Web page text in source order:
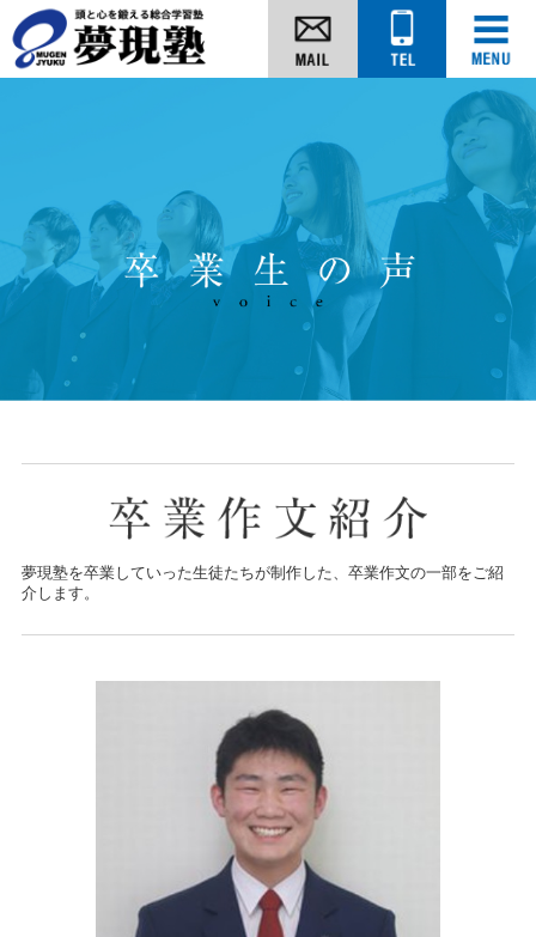
夢現塾を卒業していった生徒たちが制作した、卒業作文の一部をご紹
介します。